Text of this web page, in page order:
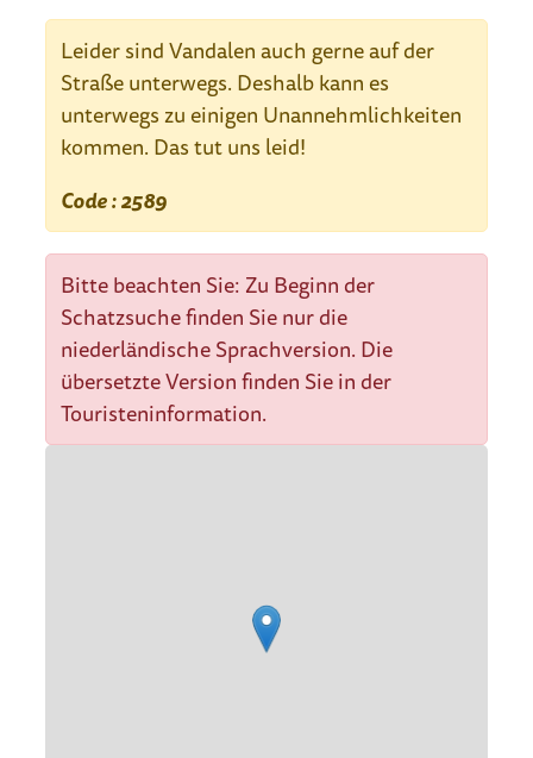
Leider sind Vandalen auch gerne auf der
Straße unterwegs. Deshalb kann es
unterwegs zu einigen Unannehmlichkeiten
kommen. Das tut uns leid!
Code : 2589
Bitte beachten Sie: Zu Beginn der
Schatzsuche finden Sie nur die
niederländische Sprachversion. Die
übersetzte Version finden Sie in der
Touristeninformation.
Straßenplan